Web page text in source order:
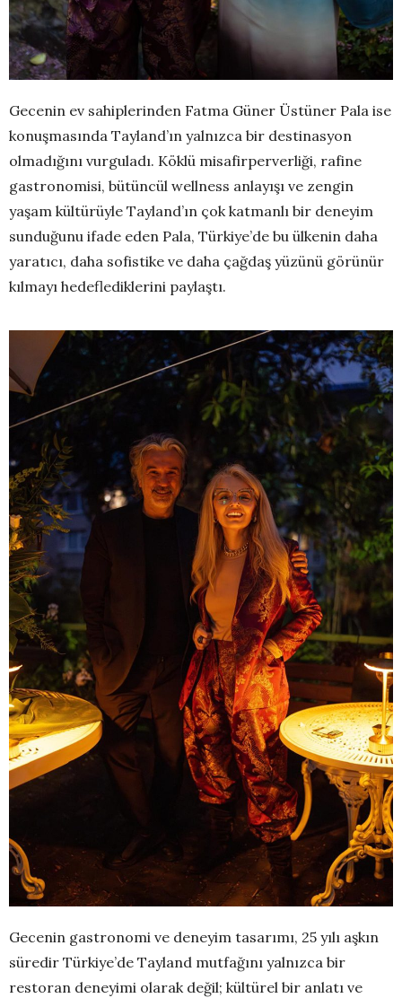
Gecenin ev sahiplerinden Fatma Güner Üstüner Pala ise
konuşmasında Tayland’ın yalnızca bir destinasyon
olmadığını vurguladı. Köklü misafirperverliği, rafine
gastronomisi, bütüncül wellness anlayışı ve zengin
yaşam kültürüyle Tayland’ın çok katmanlı bir deneyim
sunduğunu ifade eden Pala, Türkiye’de bu ülkenin daha
yaratıcı, daha sofistike ve daha çağdaş yüzünü görünür
kılmayı hedeflediklerini paylaştı.
Gecenin gastronomi ve deneyim tasarımı, 25 yılı aşkın
süredir Türkiye’de Tayland mutfağını yalnızca bir
restoran deneyimi olarak değil; kültürel bir anlatı ve